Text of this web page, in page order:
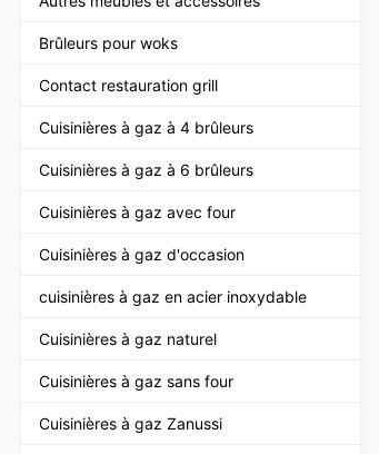
Brûleurs pour woks
Contact restauration grill
Cuisinières à gaz à 4 brûleurs
Cuisinières à gaz à 6 brûleurs
Cuisinières à gaz avec four
Cuisinières à gaz d'occasion
cuisinières à gaz en acier inoxydable
Cuisinières à gaz naturel
Cuisinières à gaz sans four
Cuisinières à gaz Zanussi